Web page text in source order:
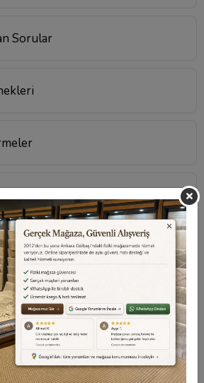
Sorular
yanıtları ve önemli konuların
merkezisayfamızı ziyaret
51
Whatsapp Destek
0540 001 51 51
Öneri ve Şikayet